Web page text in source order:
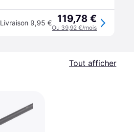
Livraison 9,95 € 119,78 €
Ou 39,92 €/mois
Tout afficher